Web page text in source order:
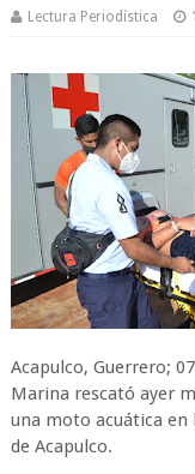
Lectura Periodística
Acapulco, Guerrero;
Marina rescató ayer
una moto acuática en
de Acapulco.